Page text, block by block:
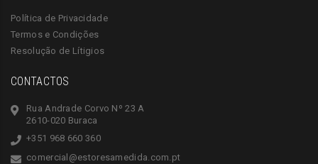
Política de Privacidade
Termos e Condições
Resolução de Lítigios
CONTACTOS
Rua Andrade Corvo Nº 23 A
2610-020 Buraca
+351 968 660 360
comercial@estoresamedida.com.pt